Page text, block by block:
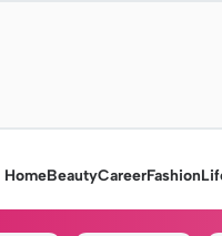
HomeBeautyCareerFashion